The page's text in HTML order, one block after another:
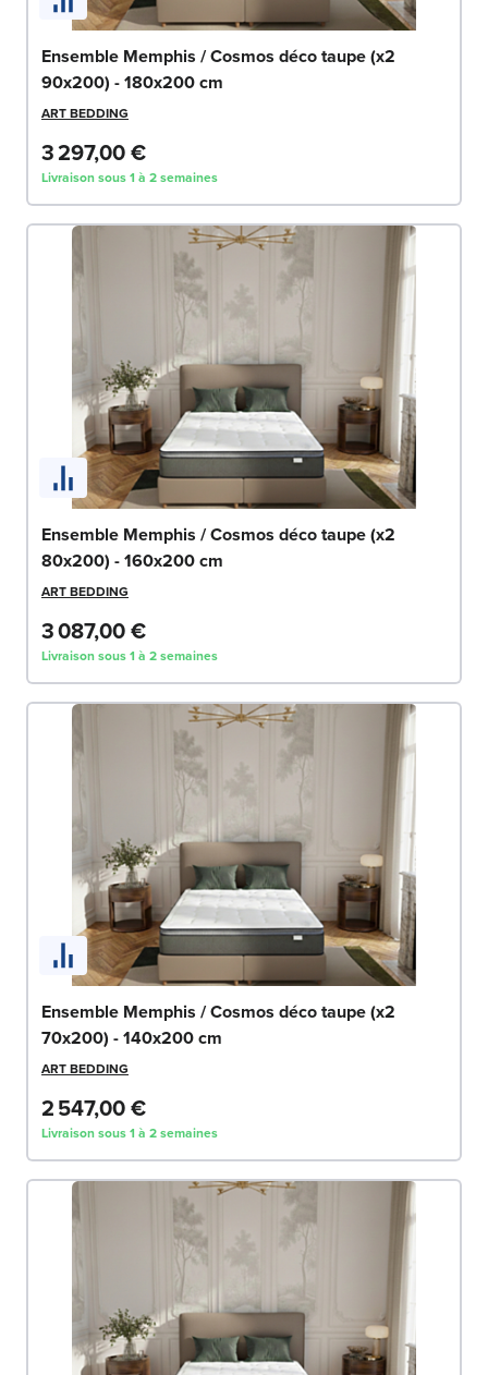
Ensemble Memphis / Cosmos déco taupe (x2
90x200) - 180x200 cm
ART BEDDING
3 297,00 €
Livraison sous 1 à 2 semaines
Ensemble Memphis / Cosmos déco taupe (x2
80x200) - 160x200 cm
ART BEDDING
3 087,00 €
Livraison sous 1 à 2 semaines
Ensemble Memphis / Cosmos déco taupe (x2
70x200) - 140x200 cm
ART BEDDING
2 547,00 €
Livraison sous 1 à 2 semaines